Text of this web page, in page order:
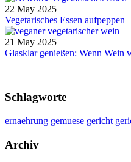
22 May 2025
Vegetarisches Essen
21 May 2025
Glasklar genießen: Wenn Wein
Schlagworte
ernaehrung gemuese gericht
Archiv